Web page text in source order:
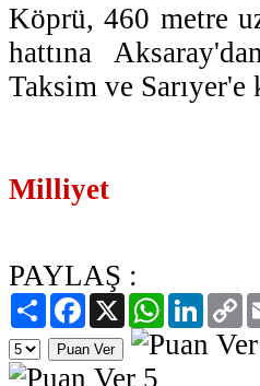
Köprü, 460 metre
hattına
Taksim ve
Milliyet
PAYLAŞ :
PaylaşFacebook
X WhatsApp